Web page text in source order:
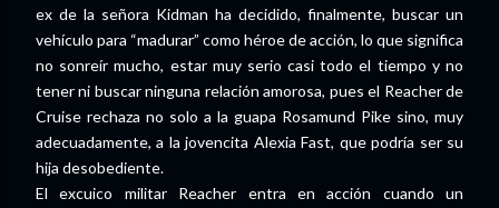
ex de la señora Kidman ha decidido, finalmente, buscar un
vehículo para “madurar” como héroe de acción, lo que significa
no sonreír mucho, estar muy serio casi todo el tiempo y no
tener ni buscar ninguna relación amorosa, pues el Reacher de
Cruise rechaza no solo a la guapa Rosamund Pike sino, muy
adecuadamente, a la jovencita Alexia Fast, que podría ser su
hija desobediente.
El excuico militar Reacher entra en acción cuando un